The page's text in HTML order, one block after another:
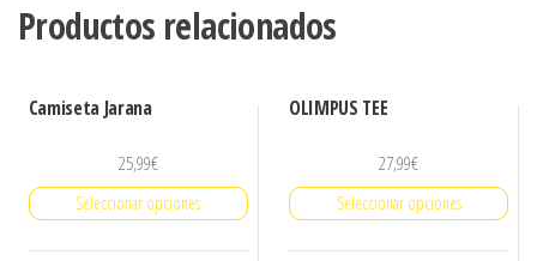
Productos relacionados
Camiseta Jarana
25,99€
Seleccionar opciones
OLIMPUS TEE
27,99€
Seleccionar opciones